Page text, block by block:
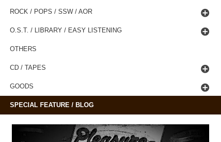
ROCK / POPS / SSW / AOR
O.S.T. / LIBRARY / EASY LISTENING
OTHERS
CD / TAPES
GOODS
SPECIAL FEATURE / BLOG